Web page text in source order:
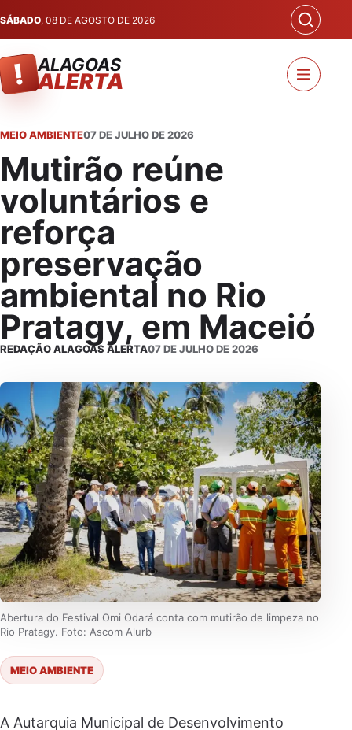
SÁBADO, 08 DE AGOSTO DE 2026
! ALAGOAS
ALERTA
MEIO AMBIENTE07 DE JULHO DE 2026
Mutirão reúne
voluntários e
reforça
preservação
ambiental no Rio
Pratagy, em Maceió
REDAÇÃO ALAGOAS ALERTA07 DE JULHO DE 2026
Abertura do Festival Omi Odará conta com mutirão de limpeza no
Rio Pratagy. Foto: Ascom Alurb
MEIO AMBIENTE
A Autarquia Municipal de Desenvolvimento